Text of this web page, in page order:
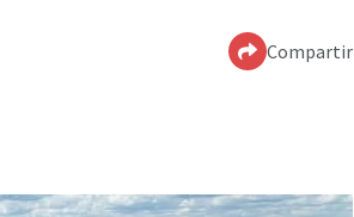
Compartir